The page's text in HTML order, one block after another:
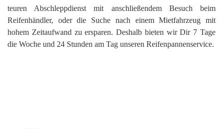
teuren Abschleppdienst mit anschließendem Besuch beim
Reifenhändler, oder die Suche nach einem Mietfahrzeug mit
hohem Zeitaufwand zu ersparen. Deshalb bieten wir Dir 7 Tage
die Woche und 24 Stunden am Tag unseren Reifenpannenservice.